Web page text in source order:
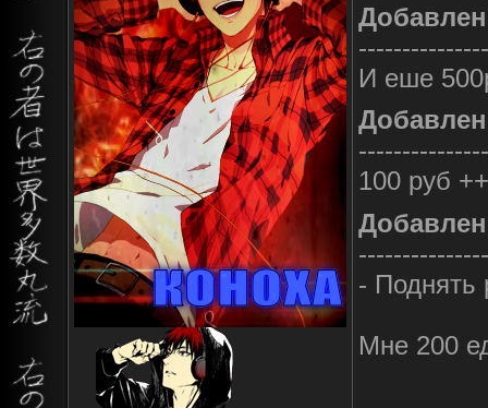
И еше
100 руб ++
- Поднять
Мне 200